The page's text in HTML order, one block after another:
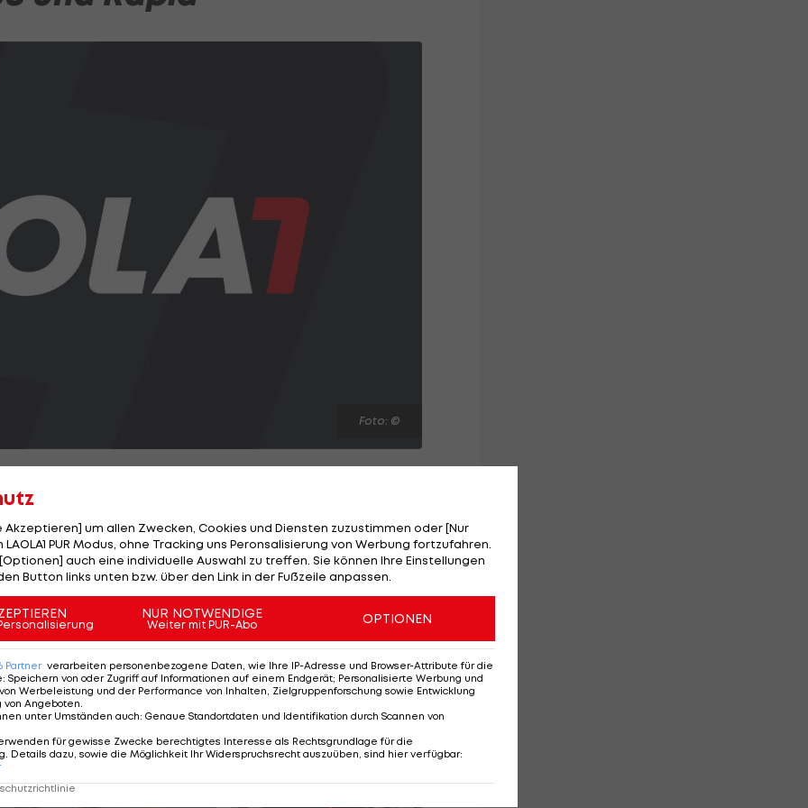
Foto: ©
im Topspiel bei der Wiener Austria mit 1:0. Das
Okotie (25.). Salzburg muss sich nach der
mühen: Nach Toren durch Schiemer (14.) und
(50.) für den Ausgleich. Zarate (77.) bewahrt den Meister
Rapid, das in Wr. Neustadt dank eines Sonnleitner-
Akzeptieren] um allen Zwecken, Cookies und Diensten zuzustimmen oder [Nur
PUR Modus, ohne Tracking uns Peronsalisierung von Werbung fortzufahren.
auch eine individuelle Auswahl zu treffen. Sie können Ihre Einstellungen
Button links unten bzw. über den Link in der Fußzeile anpassen.
NUR NOTWENDIGE
Weiter mit PUR-Abo OPTIONEN
Partner verarbeiten personenbezogene Daten, wie Ihre IP-Adresse und Browser-Attribute für die
: Speichern von oder Zugriff auf Informationen auf einem Endgerät; Personalisierte Werbung und
Werbeleistung und der Performance von Inhalten, Zielgruppenforschung sowie Entwicklung
von Angeboten
unter Umständen auch: Genaue Standortdaten und Identifikation durch Scannen von
für gewisse Zwecke berechtigtes Interesse als Rechtsgrundlage für die
Details dazu, sowie die Möglichkeit Ihr Widerspruchsrecht auszuüben, sind hier verfügbar: